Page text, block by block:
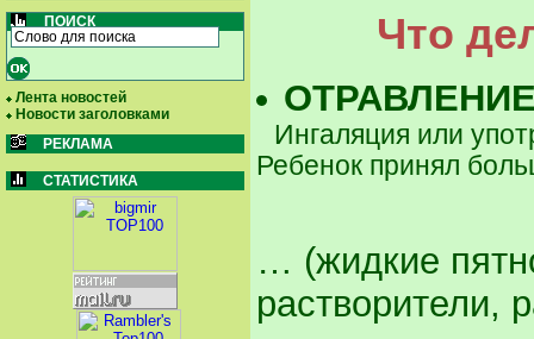
ПОИСК
Лента новостей
Новости заголовками
РЕКЛАМА
СТАТИСТИКА
Что
Ингаляция или
Ребенок принял
… (жидкие
растворители,